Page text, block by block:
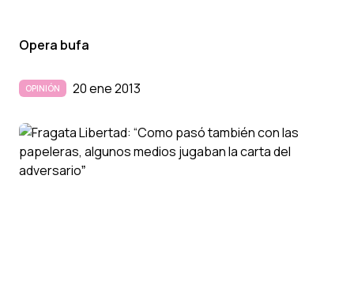
Opera bufa
OPINIÓN 20 ene 2013